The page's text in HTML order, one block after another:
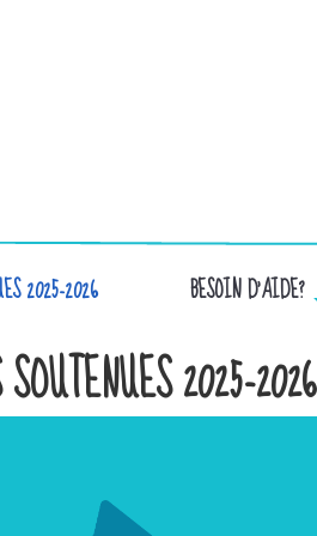
2025-2026 BESOIN D’AIDE?
2025-2026